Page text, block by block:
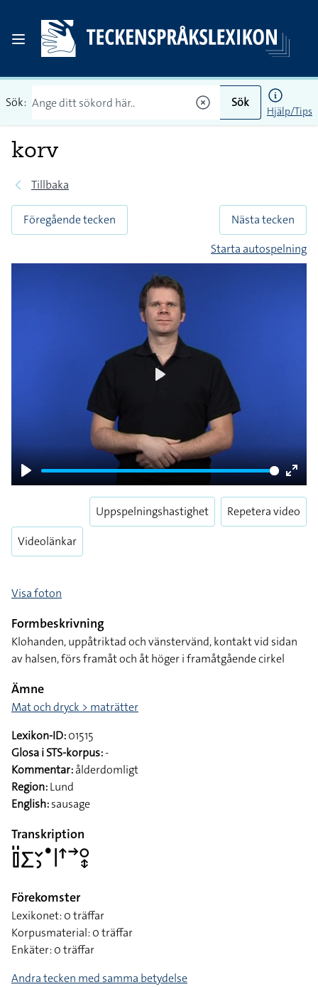
Sök: Sök
Hjälp/Tips
korv
Tillbaka
Föregående tecken
Nästa tecken
Starta autospelning
Play
Enter
Videolänkar
Uppspelningshastighet Repetera video
Visa foton
Formbeskrivning
Klohanden, uppåtriktad och vänstervänd, kontakt vid sidan
av halsen, förs framåt och åt höger i framåtgående cirkel
Ämne
Mat och dryck > maträtter
Lexikon-ID:01515
Glosa i STS-korpus:-
Kommentar:ålderdomligt
Region:Lund
English:sausage
Transkription
􌤞􌤺􌤥􌥖􌤶􌤟􌥼􌦃􌥣􌥰􌦋
Förekomster
Lexikonet: 0 träffar
Korpusmaterial: 0 träffar
Enkäter: 0 träffar
Andra tecken med samma betydelse